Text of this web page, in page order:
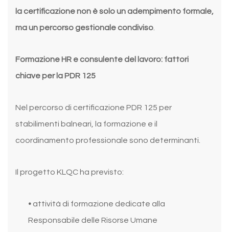
la certificazione non è solo un adempimento formale,
ma un percorso gestionale condiviso.
Formazione HR e consulente del lavoro: fattori
chiave per la PDR 125
Nel percorso di certificazione PDR 125 per
stabilimenti balneari, la formazione e il
coordinamento professionale sono determinanti.
Il progetto KLQC ha previsto:
• attività di formazione dedicate alla
Responsabile delle Risorse Umane